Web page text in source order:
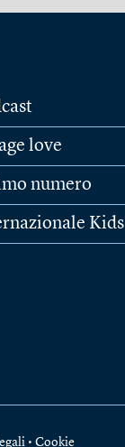
love
numero
Kids
• Cookie